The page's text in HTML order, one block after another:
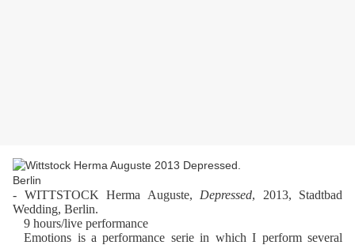
- WITTSTOCK Herma Auguste, Depressed, 2013, Stadtbad
Wedding, Berlin.
9 hours/live performance
Emotions is a performance serie in which I perform several